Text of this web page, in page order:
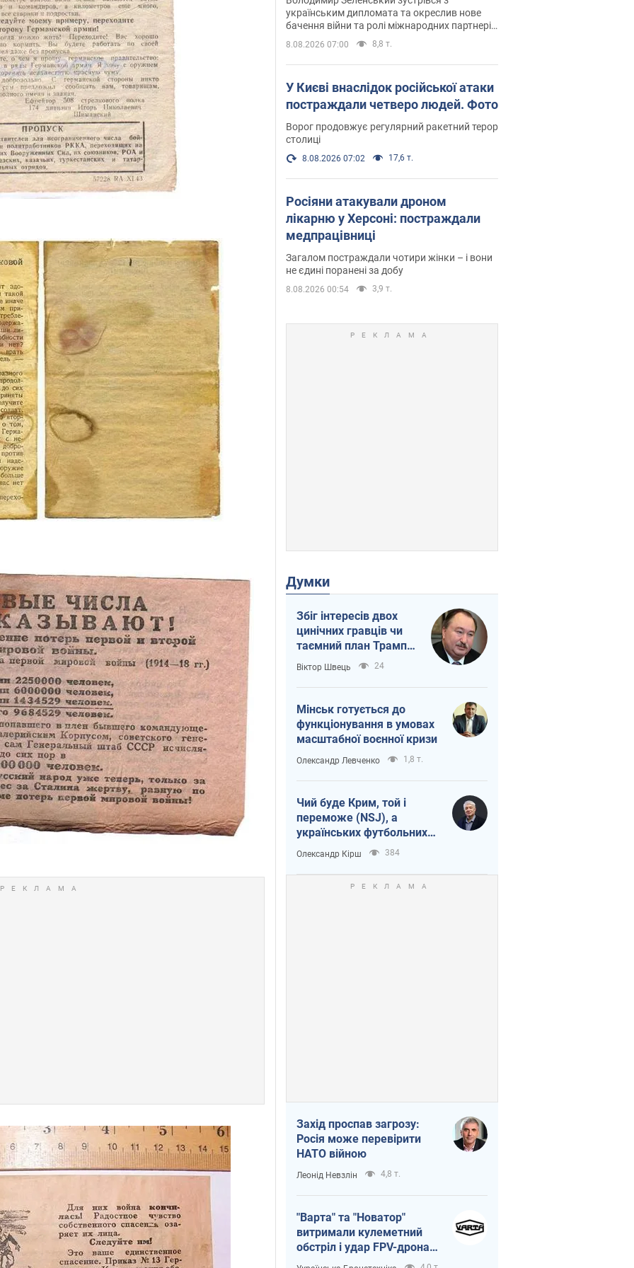
українським дипломата та окреслив нове
бачення війни та ролі міжнародних партнерів
у боротьбі з Росією
8.08.2026 07:00 8,8 т.
У Києві внаслідок російської атаки
постраждали четверо людей. Фото
Ворог продовжує регулярний ракетний терор
столиці
8.08.2026 07:02 17,6 т.
Росіяни атакували дроном
лікарню у Херсоні: постраждали
медпрацівниці
Загалом постраждали чотири жінки – і вони
не єдині поранені за добу
8.08.2026 00:54 3,9 т.
Думки
Збіг інтересів двох
цинічних гравців чи
таємний план Трампа
і Путіна?
Віктор Швець 24
Мінськ готується до
функціонування в умовах
масштабної воєнної кризи
Олександр Левченко 1,8 т.
Чий буде Крим, той і
переможе (NSJ), а
українських футбольних
чиновників можуть
назвати вбивцями
Олександр Кірш 384
Захід проспав загрозу:
Росія може перевірити
НАТО війною
Леонід Невзлін 4,8 т.
"Варта" та "Новатор"
витримали кулеметний
обстріл і удар FPV-дрона,
врятувавши життя